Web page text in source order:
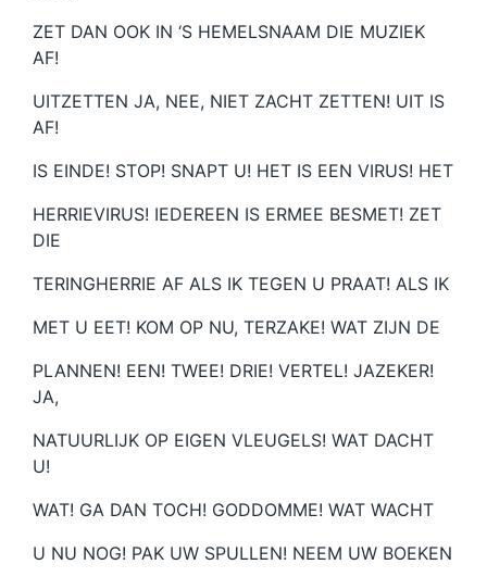
ZET DAN OOK IN ‘S HEMELSNAAM DIE MUZIEK
AF!
UITZETTEN JA, NEE, NIET ZACHT ZETTEN! UIT IS
AF!
IS EINDE! STOP! SNAPT U! HET IS EEN VIRUS! HET
HERRIEVIRUS! IEDEREEN IS ERMEE BESMET! ZET
DIE
TERINGHERRIE AF ALS IK TEGEN U PRAAT! ALS IK
MET U EET! KOM OP NU, TERZAKE! WAT ZIJN DE
PLANNEN! EEN! TWEE! DRIE! VERTEL! JAZEKER!
JA,
NATUURLIJK OP EIGEN VLEUGELS! WAT DACHT
U!
WAT! GA DAN TOCH! GODDOMME! WAT WACHT
U NU NOG! PAK UW SPULLEN! NEEM UW BOEKEN